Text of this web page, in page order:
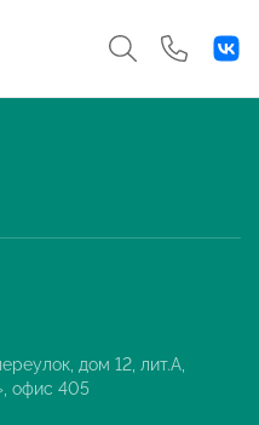
дом 12, лит.А,
офис 405